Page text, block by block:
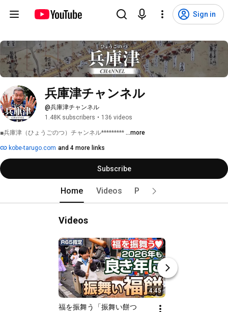
Sign in
兵庫津チャンネル
@兵庫津チャンネル
1.48K subscribers • 136 videos
■兵庫津（ひょうごのつ）チャンネル********* ...more
kobe-tarugo.com and 4 more links
Subscribe
Home Videos Playlists
Videos
4:45
福を振舞う「振舞い餅つ